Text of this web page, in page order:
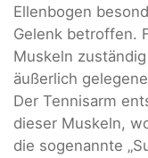
Ellenbogen
Gelenk betroffen.
Muskeln
äußerlich
Der Tennisarm
dieser Muskeln,
die sogenannte